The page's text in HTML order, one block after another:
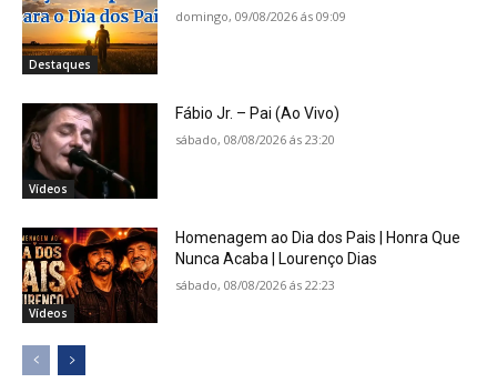
Destaques
domingo, 09/08/2026 ás 09:09
Vídeos
Fábio Jr. – Pai (Ao Vivo)
sábado, 08/08/2026 ás 23:20
Vídeos
Homenagem ao Dia dos Pais | Honra Que
Nunca Acaba | Lourenço Dias
sábado, 08/08/2026 ás 22:23